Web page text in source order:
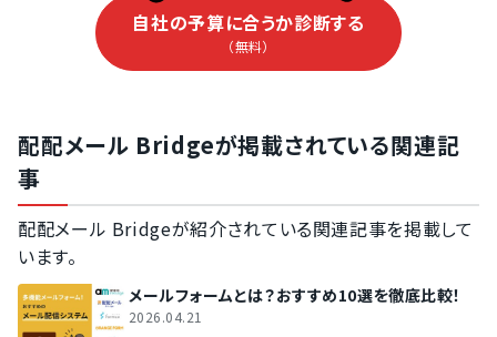
自社の予算に合うか診断する
（無料）
配配メール Bridgeが掲載されている関連記
事
配配メール Bridgeが紹介されている関連記事を掲載して
います。
メールフォームとは？おすすめ10選を徹底比較！
2026.04.21